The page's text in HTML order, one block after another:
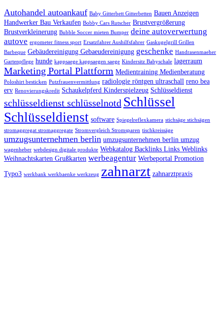
Autohandel autoankauf Baby Gitterbett Gitterbetten Bauen Anzeigen
Handwerker Bau Verkaufen Bobby Cars Rutscher Brustvergrößerung
Brustverkleinerung Bubble Soccer mieten Bumper deine autoverwertung
autove ergometer fitness sport Ersatzfahrer Aushilfsfahrer Gaskugelgrill Grillen
Barbeque Gebäudereinigung Gebaeudereinigung geschenke Handrasenmaeher
Gartenpflege hunde kappsaege kappsaegen saege Kindersitz Babyschale lagerraum
Marketing Portal Plattform Medientraining Medienberatung
Poloshirt besticken Putzfrauenvermittlung radiologie röntgen ultraschall reno bea
erv Renovierungskredit Schaukelpferd Kinderspielzeug Schlüsseldienst
schlüsseldienst schlüsselnotd Schlüssel
Schlüsseldienst software Spiegelreflexkamera stichsäge stichsägen
stromaggregat stromaggregate Stromvergleich Stromsparen tischkreissäge
umzugsunternehmen berlin umzugsunternehmen berlin umzug
wagenheber webdesign digitale produkte Webkatalog Backlinks Links Weblinks
Weihnachtskarten Grußkarten werbeagentur Werbeportal Promotion
Typo3 werkbank werkbaenke werkzeug zahnarzt zahnarztpraxis